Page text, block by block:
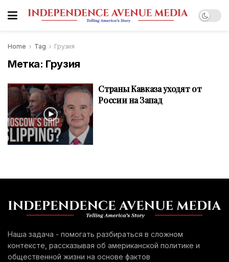
Home Tag Грузия
Метка: Грузия
Страны Кавказа уходят от
России на Запад
Наша задача - помогать разбираться в сложном
контексте, рассказывая об американской политике и
общественной жизни на основе фактов